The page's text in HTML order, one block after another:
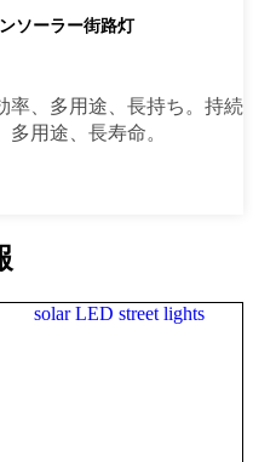
ソーラー街路灯
率、多用途、長持ち。持続
用途、長寿命。